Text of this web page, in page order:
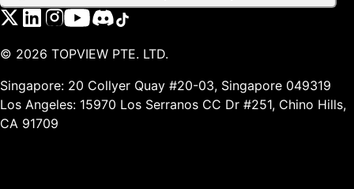
© 2026 TOPVIEW PTE. LTD.
Singapore: 20 Collyer Quay #20-03, Singapore 049319
Los Angeles: 15970 Los Serranos CC Dr #251, Chino Hills,
CA 91709